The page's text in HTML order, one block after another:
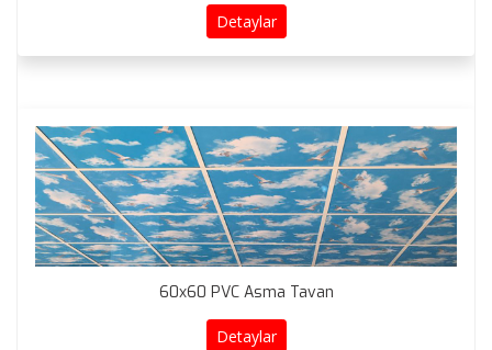
Detaylar
60x60 PVC Asma Tavan
Detaylar